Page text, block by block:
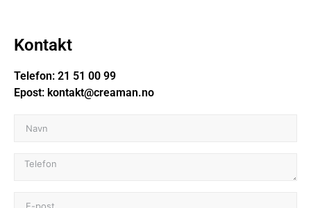
Kontakt
Telefon: 21 51 00 99
Epost: kontakt@creaman.no